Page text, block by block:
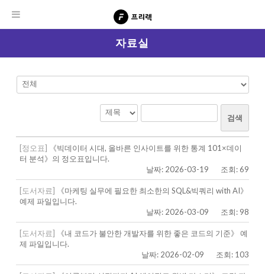
자료실
검색
[정오표]
《빅데이터 시대, 올바른 인사이트를 위한 통계 101×데이
터 분석》의 정오표입니다.
날짜: 2026-03-19
조회: 69
[도서자료]
《마케팅 실무에 필요한 최소한의 SQL&빅쿼리 with AI》
예제 파일입니다.
날짜: 2026-03-09
조회: 98
[도서자료]
《내 코드가 불안한 개발자를 위한 좋은 코드의 기준》 예
제 파일입니다.
날짜: 2026-02-09
조회: 103